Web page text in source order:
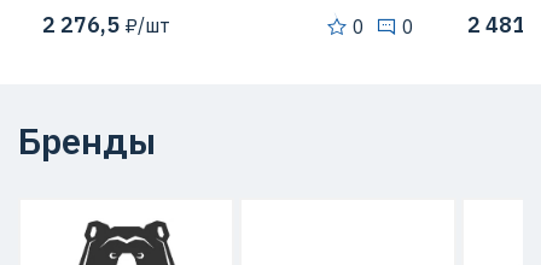
2 276,5 ₽/шт 0 0 2
Бренды